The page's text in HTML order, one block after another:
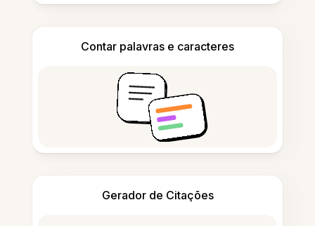
Contar palavras e caracteres
Gerador de Citações